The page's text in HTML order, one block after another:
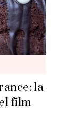
la
film